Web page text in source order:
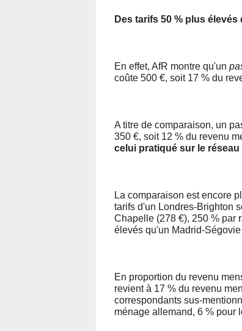
Des tarifs 50 % plus
En effet, AfR montre qu'un
coûte 500 €, soit 17 % du
A titre de comparaison, un
350 €, soit 12 % du revenu
celui pratiqué sur le
La comparaison est encore
tarifs d'un Londres-Brighton
Chapelle (278 €), 250 % par
élevés qu'un Madrid-Ségovie
En proportion du revenu
revient à 17 % du revenu
correspondants sus-
ménage allemand, 6 % pour